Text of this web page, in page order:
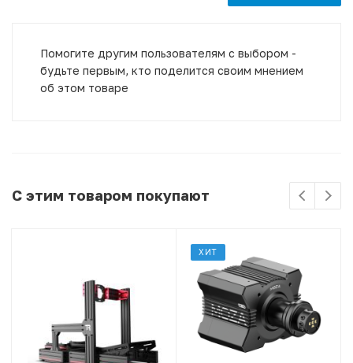
Помогите другим пользователям с выбором -
будьте первым, кто поделится своим мнением
об этом товаре
С этим товаром покупают
ХИТ